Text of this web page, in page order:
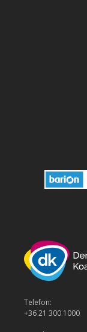
Telefon:
+36 21 300 1000